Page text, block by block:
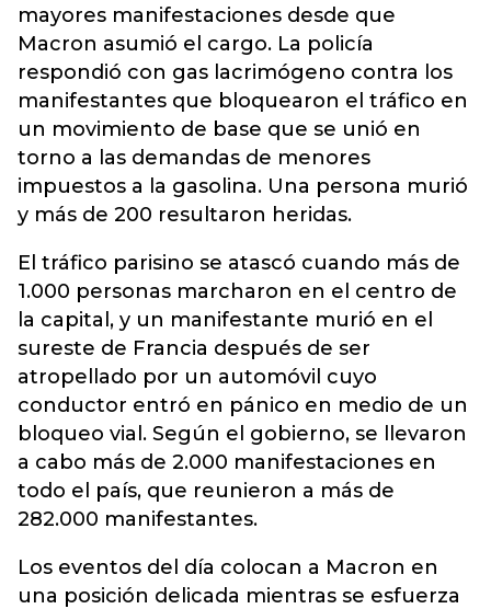
mayores manifestaciones desde que
Macron asumió el cargo. La policía
respondió con gas lacrimógeno contra los
manifestantes que bloquearon el tráfico en
un movimiento de base que se unió en
torno a las demandas de menores
impuestos a la gasolina. Una persona murió
y más de 200 resultaron heridas.
El tráfico parisino se atascó cuando más de
1.000 personas marcharon en el centro de
la capital, y un manifestante murió en el
sureste de Francia después de ser
atropellado por un automóvil cuyo
conductor entró en pánico en medio de un
bloqueo vial. Según el gobierno, se llevaron
a cabo más de 2.000 manifestaciones en
todo el país, que reunieron a más de
282.000 manifestantes.
Los eventos del día colocan a Macron en
una posición delicada mientras se esfuerza